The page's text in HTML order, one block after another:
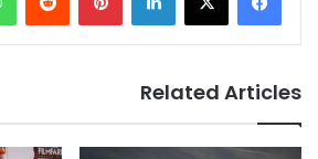
Related Articles